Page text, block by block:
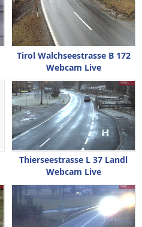
Tirol Walchseestrasse B 172
Webcam Live
Thierseestrasse L 37 Landl
Webcam Live